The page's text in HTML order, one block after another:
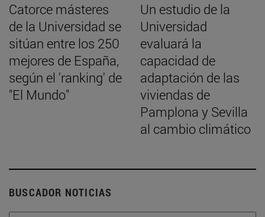
Catorce másteres
de la Universidad se
sitúan entre los 250
mejores de España,
según el 'ranking' de
"El Mundo"
Un estudio de la
Universidad
evaluará la
capacidad de
adaptación de las
viviendas de
Pamplona y Sevilla
al cambio climático
BUSCADOR NOTICIAS